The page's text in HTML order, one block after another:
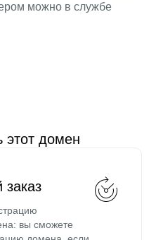
можно в службе
этот домен
вы сможете